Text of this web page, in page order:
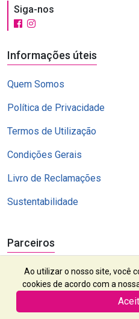
Siga-nos
Informações úteis
Quem Somos
Política de Privacidade
Termos de Utilização
Condições Gerais
Livro de Reclamações
Sustentabilidade
Parceiros
Ao utilizar o nosso site, você
cookies de acordo com a